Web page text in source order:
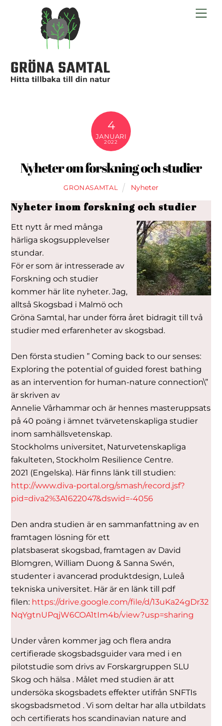
4
JANUARI
2022
Nyheter om forskning och studier
GRONASAMTAL Nyheter
Nyheter inom forskning och studier
Ett nytt år med många
härliga skogsupplevelser
stundar.
För er som är intresserade av
Forskning och studier
kommer här lite nyheter. Jag,
alltså Skogsbad i Malmö och
Gröna Samtal, har under förra året bidragit till två
studier med erfarenheter av skogsbad.
Den första studien ” Coming back to our senses:
Exploring the potential of guided forest bathing
as an intervention for human-nature connection\”
är skriven av
Annelie Vårhammar och är hennes masteruppsats
på 40 poäng i ämnet tvärvetenskapliga studier
inom samhällsvetenskap.
Stockholms universitet, Naturvetenskapliga
fakulteten, Stockholm Resilience Centre.
2021 (Engelska). Här finns länk till studien:
http://www.diva-portal.org/smash/record.jsf?
pid=diva2%3A1622047&dswid=-4056
Den andra studien är en sammanfattning av en
framtagen lösning för ett
platsbaserat skogsbad, framtagen av David
Blomgren, William Duong & Sanna Swén,
studenter i avancerad produktdesign, Luleå
tekniska universitet. Här är en länk till pdf
filen: https://drive.google.com/file/d/13uKa24gDr32
NqYgtnUPqjW6COA1tIm4b/view?usp=sharing
Under våren kommer jag och flera andra
certifierade skogsbadsguider vara med i en
pilotstudie som drivs av Forskargruppen SLU
Skog och hälsa . Målet med studien är att
undersöka skogsbadets effekter utifrån SNFTIs
skogsbadsmetod . Vi som deltar har alla utbildats
och certifierats hos scandinavian nature and